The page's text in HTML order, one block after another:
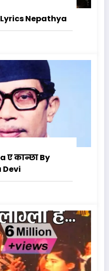
Nepathya
ए कान्छा By